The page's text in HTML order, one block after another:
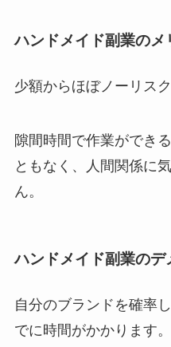
ハンドメイド副業のメ
少額からほぼノーリス
隙間時間で作業ができ
ともなく、人間関係に
ん。
ハンドメイド副業のデ
自分のブランドを確率
でに時間がかかります。